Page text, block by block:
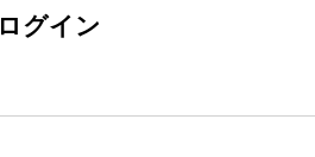
ログイン